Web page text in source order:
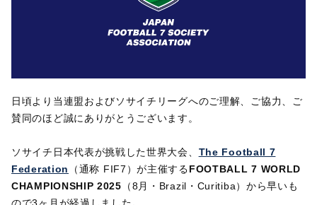
日頃より当連盟およびソサイチリーグへのご理解、ご協力、ご
賛同のほど誠にありがとうございます。
ソサイチ日本代表が挑戦した世界大会、 The Football 7
Federation
（通称 FIF7）が主催するFOOTBALL 7 WORLD
CHAMPIONSHIP 2025 （8月・Brazil・Curitiba）から早いも